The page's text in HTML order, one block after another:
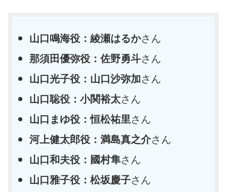
山口鳴海役：綾瀬はるかさん
那須田優弥役：佐野勇斗さん
山口光子役：山口沙弥加さん
山口聡役：小関裕太さん
山口まゆ役：恒松祐里さん
河上健太郎役：満島真之介さん
山口和夫役：國村隼さん
山口雅子役：松坂慶子さん